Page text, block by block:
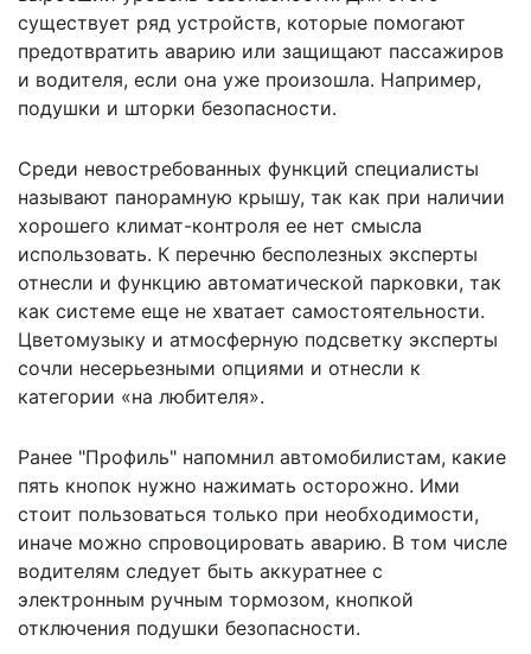
существует ряд устройств, которые помогают
предотвратить аварию или защищают пассажиров
и водителя, если она уже произошла. Например,
подушки и шторки безопасности.
Среди невостребованных функций специалисты
называют панорамную крышу, так как при наличии
хорошего климат-контроля ее нет смысла
использовать. К перечню бесполезных эксперты
отнесли и функцию автоматической парковки, так
как системе еще не хватает самостоятельности.
Цветомузыку и атмосферную подсветку эксперты
сочли несерьезными опциями и отнесли к
категории «на любителя».
Ранее "Профиль" напомнил автомобилистам, какие
пять кнопок нужно нажимать осторожно. Ими
стоит пользоваться только при необходимости,
иначе можно спровоцировать аварию. В том числе
водителям следует быть аккуратнее с
электронным ручным тормозом, кнопкой
отключения подушки безопасности.